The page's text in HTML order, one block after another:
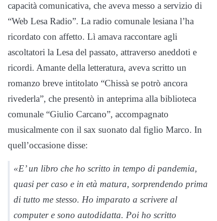
capacità comunicativa, che aveva messo a servizio di
“Web Lesa Radio”. La radio comunale lesiana l’ha
ricordato con affetto. Lì amava raccontare agli
ascoltatori la Lesa del passato, attraverso aneddoti e
ricordi. Amante della letteratura, aveva scritto un
romanzo breve intitolato “Chissà se potrò ancora
rivederla”, che presentò in anteprima alla biblioteca
comunale “Giulio Carcano”, accompagnato
musicalmente con il sax suonato dal figlio Marco. In
quell’occasione disse:
«E’ un libro che ho scritto in tempo di pandemia,
quasi per caso e in età matura, sorprendendo prima
di tutto me stesso. Ho imparato a scrivere al
computer e sono autodidatta. Poi ho scritto